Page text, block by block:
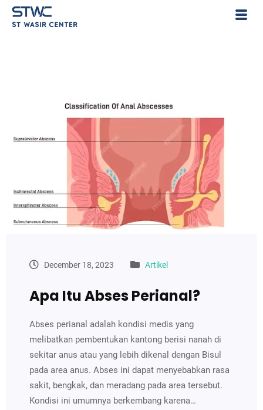
December 18, 2023 Artikel
Apa Itu Abses Perianal?
Abses perianal adalah kondisi medis yang
melibatkan pembentukan kantong berisi nanah di
sekitar anus atau yang lebih dikenal dengan Bisul
pada area anus. Abses ini dapat menyebabkan rasa
sakit, bengkak, dan meradang pada area tersebut.
Kondisi ini umumnya berkembang karena…